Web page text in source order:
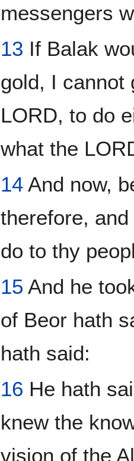
messengers
13 If Balak
gold, I cannot
LORD, to do
what the
14 And now,
therefore,
do to thy
15 And he
of Beor hath
hath said:
16 He hath
knew the
vision of the